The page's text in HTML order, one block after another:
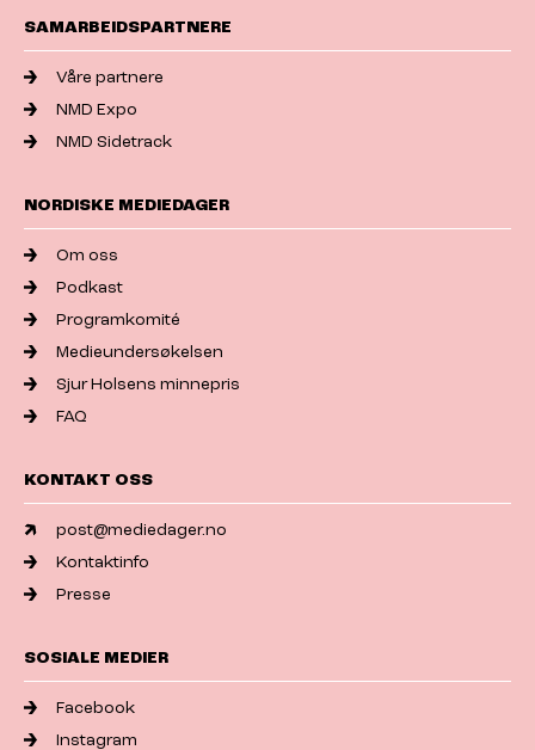
SAMARBEIDSPARTNERE
Våre partnere
NMD Expo
NMD Sidetrack
NORDISKE MEDIEDAGER
Om oss
Podkast
Programkomité
Medieundersøkelsen
Sjur Holsens minnepris
FAQ
KONTAKT OSS
post@mediedager.no
Kontaktinfo
Presse
SOSIALE MEDIER
Facebook
Instagram